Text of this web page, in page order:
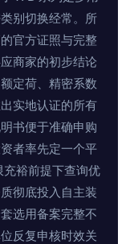
别切换经常。所
官方证照与完整
商家的初步结论
定荷、精密系数
实地认证的所有
书便于准确申购
者率先定一个平
裕前提下查询优
彻底投入自主装
选用备案完整不
反复申核时效关